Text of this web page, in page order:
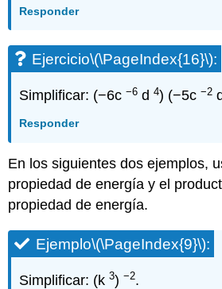
Responder
Ejercicio\(\PageIndex{16}\):
Simplificar: (−6c−6 d4) (−5c−2
Responder
En los siguientes dos ejemplos,
propiedad de energía y el
propiedad de energía.
Ejemplo\(\PageIndex{9}\):
Simplificar: (k3)−2.